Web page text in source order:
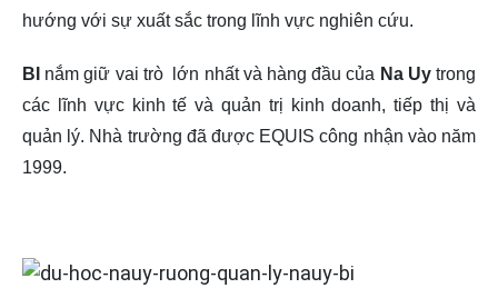
hướng với sự xuất sắc trong lĩnh vực nghiên cứu.
BI nắm giữ vai trò lớn nhất và hàng đầu của Na Uytrong
các lĩnh vực kinh tế và quản trị kinh doanh, tiếp thị và
quản lý. Nhà trường đã được EQUIS công nhận vào năm
1999.